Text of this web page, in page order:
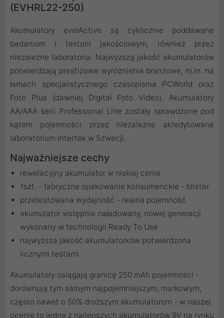
(EVHRL22-250)
Akumulatory everActive są cyklicznie poddawane
badaniom i testom jakościowym, również przez
niezależne laboratoria. Najwyższą jakość akumulatorów
potwierdzają prestiżowe wyróżnienia branżowe, m.in. na
łamach specjalistycznego czasopisma PCWorld oraz
Foto Plus (dawniej Digital Foto Video). Akumulatory
AA/AAA serii Professional Line zostały sprawdzone pod
kątem pojemności przez niezależne akredytowane
laboratorium Intertek w Szwecji.
Najważniejsze cechy
rewelacyjny akumulator w niskiej cenie
1szt. - fabryczne opakowanie konsumenckie - blister
przetestowana wydajność - realna pojemność
akumulator wstępnie naładowany, nowej generacji
wykonany w technologii Ready To Use
najwyższa jakość akumulatorków potwierdzona
licznymi testami
Akumulatory osiągają granicę 250 mAh pojemności -
dorównują tym samym najpojemniejszym, markowym,
często nawet o 50% droższym akumulatorom - w naszej
ocenie to jedne z najlepszych akumulatorów 9V na rynku